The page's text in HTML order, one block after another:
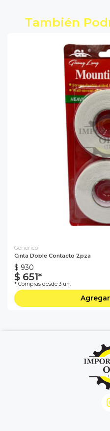
También
Generico
Cinta Doble Contacto 2pza
$ 930
$ 651*
* Compras desde 3 un.